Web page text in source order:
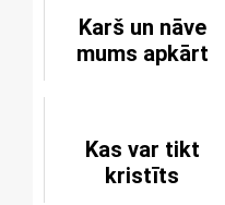
Karš un nāve
mums apkārt
Kas var tikt
kristīts